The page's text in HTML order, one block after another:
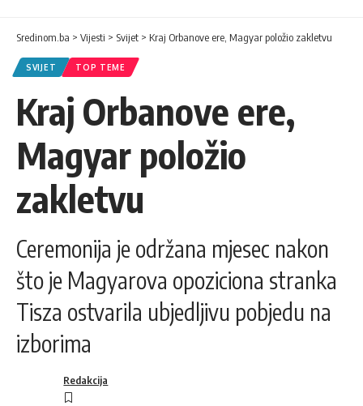
Sredinom.ba > Vijesti > Svijet > Kraj Orbanove ere, Magyar položio zakletvu
SVIJET TOP TEME
Kraj Orbanove ere,
Magyar položio
zakletvu
Ceremonija je održana mjesec nakon
što je Magyarova opoziciona stranka
Tisza ostvarila ubjedljivu pobjedu na
izborima
Redakcija